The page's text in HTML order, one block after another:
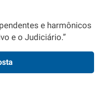
e harmônicos
e o Judiciário.”